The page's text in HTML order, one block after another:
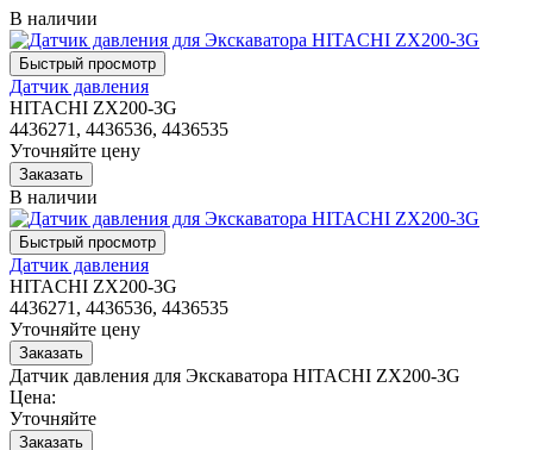
В наличии
Датчик давления
HITACHI ZX200-3G
4436271, 4436536, 4436535
Уточняйте цену
В наличии
Датчик давления
HITACHI ZX200-3G
4436271, 4436536, 4436535
Уточняйте цену
Датчик давления для Экскаватора HITACHI ZX200-3G
Цена:
Уточняйте